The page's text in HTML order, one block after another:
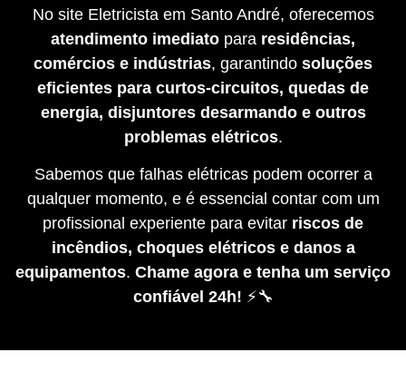
No site Eletricista em Santo André, oferecemos
atendimento imediato para residências,
comércios e indústrias, garantindo soluções
eficientes para curtos-circuitos, quedas de
energia, disjuntores desarmando e outros
problemas elétricos.
Sabemos que falhas elétricas podem ocorrer a
qualquer momento, e é essencial contar com um
profissional experiente para evitar riscos de
incêndios, choques elétricos e danos a
equipamentos. Chame agora e tenha um serviço
confiável 24h! ⚡🔧